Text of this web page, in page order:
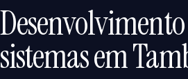
sistemas em